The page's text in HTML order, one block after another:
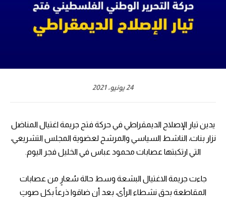
24 يونيو، 2021
يدين تيار الإصلاح الديمقراطي في حركة فتح جريمة اغتيال المناضل
نزار بنات، الناشط السياسي والمرشح لعضوية المجلس التشريعي،
التي ارتكبتها عصابات محمود عباس في الخليل فجر اليوم.
جاءت جريمة الاغتيال البشعة وسط حالة سُعارٍ من عصابات
المقاطعة بحق نشطاء الرأي، بعد أن ضاقوا ذرعاً بكل صوتٍ